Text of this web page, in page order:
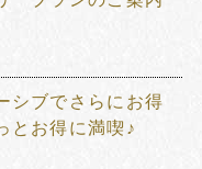
シブでさらにお得
とお得に満喫♪